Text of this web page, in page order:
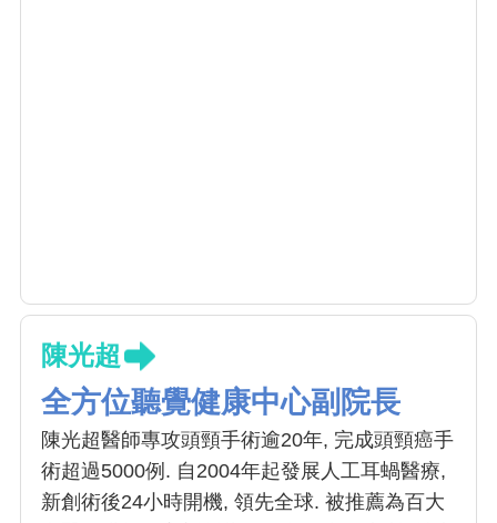
陳光超
全方位聽覺健康中心副院長
陳光超醫師專攻頭頸手術逾20年, 完成頭頸癌手
術超過5000例. 自2004年起發展人工耳蝸醫療,
新創術後24小時開機, 領先全球. 被推薦為百大